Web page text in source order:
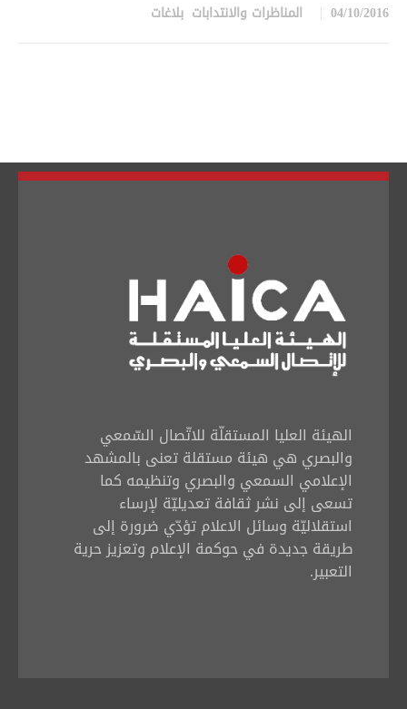
04/10/2016 المناظرات والانتدابات بلاغات
الهيئة العليا المستقلّة للاتّصال السّمعي
والبصري هي هيئة مستقلة تعنى بالمشهد
الإعلامي السمعي والبصري وتنظيمه كما
تسعى إلى نشر ثقافة تعديليّة لإرساء
استقلاليّة وسائل الاعلام تؤدّي ضرورة إلى
طريقة جديدة في حوكمة الإعلام وتعزيز حرية
التعبير.
تبديل اللغة
Français العربية